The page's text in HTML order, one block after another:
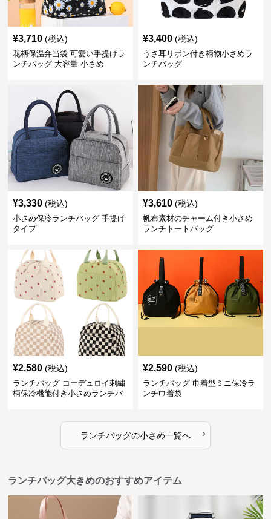
¥3,710 (税込)
花柄保温弁当袋 可愛い手提げラ
ンチバッグ 大容量 小さめ
¥3,400 (税込)
うさ耳リボン付き柄物小さめラ
ンチバッグ
¥3,330 (税込)
小さめ保冷ランチバッグ 手提げ
タイプ
¥3,610 (税込)
帆布素材のチャーム付き小さめ
ランチトートバッグ
¥2,580 (税込)
ランチバッグ コーデュロイ刺繍
柄保冷機能付き小さめランチバ
¥2,590 (税込)
ランチバッグ 巾着型ミニ保冷ラ
ンチ巾着袋
ランチバッグの小さめ一覧へ ›
ランチバッグ大きめのおすすめアイテム